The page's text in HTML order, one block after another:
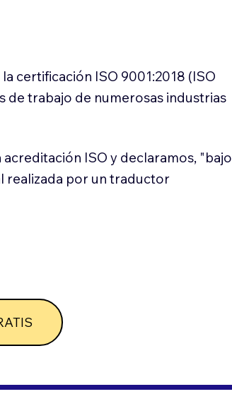
certificación ISO 9001:2018 (ISO
de trabajo de numerosas industrias
ISO y declaramos, "bajo
realizada por un traductor